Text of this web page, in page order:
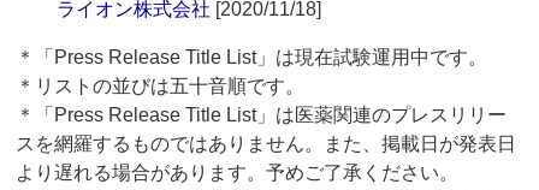
ライオン株式会社 [2020/11/18]
＊「Press Release Title List」は現在試験運用中です。
＊リストの並びは五十音順です。
＊「Press Release Title List」は医薬関連のプレスリリー
スを網羅するものではありません。また、掲載日が発表日
より遅れる場合があります。予めご了承ください。